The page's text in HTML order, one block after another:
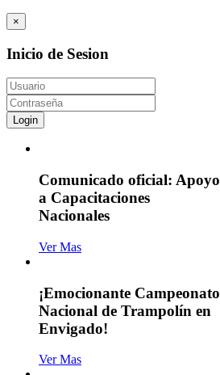
×
Inicio de Sesion
Login
Comunicado oficial: Apoyo
a Capacitaciones
Nacionales
Ver Mas
¡Emocionante Campeonato
Nacional de Trampolín en
Envigado!
Ver Mas